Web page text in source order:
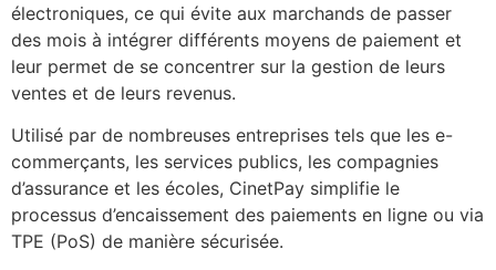
électroniques, ce qui évite aux marchands de passer
des mois à intégrer différents moyens de paiement et
leur permet de se concentrer sur la gestion de leurs
ventes et de leurs revenus.
Utilisé par de nombreuses entreprises tels que les e-
commerçants, les services publics, les compagnies
d’assurance et les écoles, CinetPay simplifie le
processus d’encaissement des paiements en ligne ou via
TPE (PoS) de manière sécurisée.